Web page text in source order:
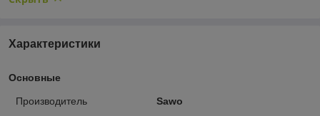
Характеристики
Основные
Производитель
Sawo